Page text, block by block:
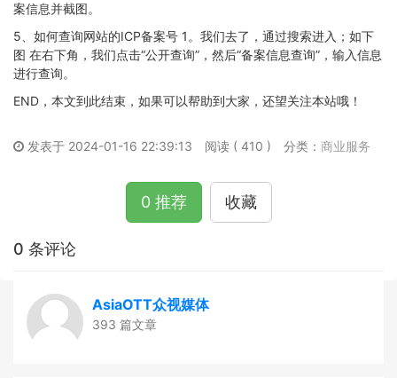
案信息并截图。
5、如何查询网站的ICP备案号 1。我们去了，通过搜索进入；如下
图 在右下角，我们点击“公开查询”，然后“备案信息查询”，输入信息
进行查询。
END，本文到此结束，如果可以帮助到大家，还望关注本站哦！
发表于 2024-01-16 22:39:13 阅读 ( 410 ) 分类： 商业服务
0 推荐 收藏
0 条评论
AsiaOTT众视媒体
393 篇文章